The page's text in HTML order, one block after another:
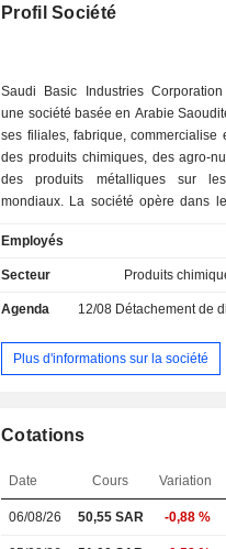
Profil Société
Saudi Basic Industries
une société basée en Arabie
ses filiales, fabrique, commercialise
des produits chimiques, des agro-
des produits métalliques sur
mondiaux. La société opère dans
chimiques, qui comprend
chimiques, les polymères et les
comprend les produits fertilisants ;
sidérurgiques, ainsi que le
social, qui comprend les
SABIC Industrial Investments
Saudi European Petrochemical
Petrochemical Co et Fiber
Employés
Secteur Produits
Agenda 12/08 Détachement de
Plus d'informations sur la société
Cotations
Date Cours Variation
06/08/26 50,55 SAR -0,88 %